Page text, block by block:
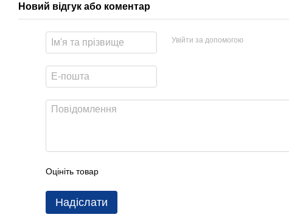
Новий відгук або коментар
Увійти за допомогою
Оцініть товар
Надіслати